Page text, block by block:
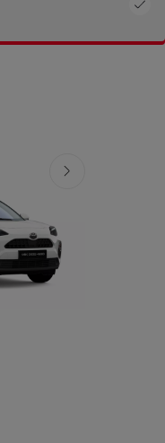
Diapositive suivante